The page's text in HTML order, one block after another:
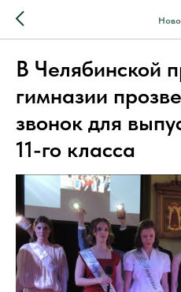
В Челябинской
гимназии
звонок для
11-го класса